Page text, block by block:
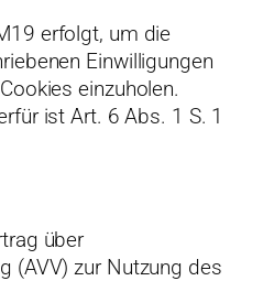
erfolgt, um die
Einwilligungen
einzuholen.
ist Art. 6 Abs. 1 S. 1
über
(AVV) zur Nutzung des